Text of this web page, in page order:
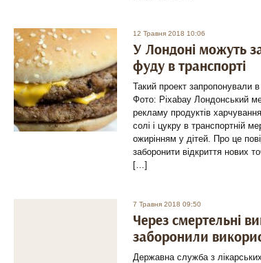
12 Травня 2018 10:06
У Лондоні можуть
фуду в транспорті
Такий проект запропонували
Фото: Pixabay Лондонський
рекламу продуктів
солі і цукру в транспортній
ожирінням у дітей. Про це
заборонити відкриття нових
[…]
7 Травня 2018 09:50
Через смертельні
заборонили
Державна служба з